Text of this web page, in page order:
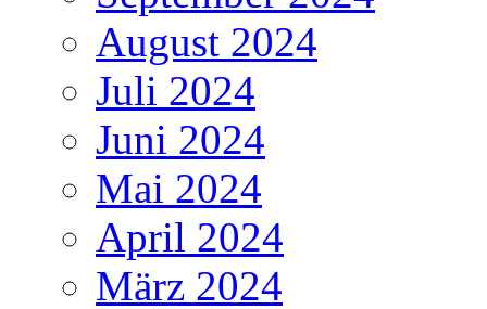
August 2024
Juli 2024
Juni 2024
Mai 2024
April 2024
März 2024